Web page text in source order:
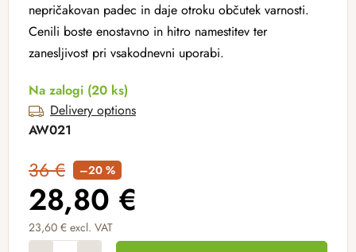
nepričakovan padec in daje otroku občutek varnosti.
Cenili boste enostavno in hitro namestitev ter
zanesljivost pri vsakodnevni uporabi.
Na zalogi (20 ks)
Delivery options
AW021
36 € –20 %
28,80 €
23,60 € excl. VAT